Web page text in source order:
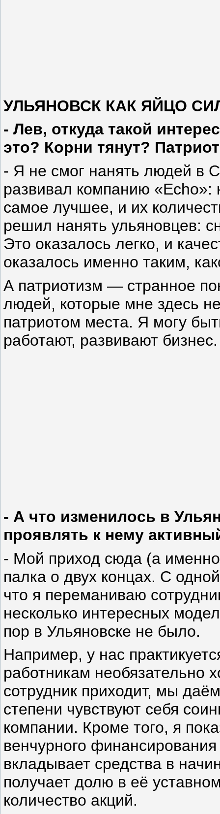
УЛЬЯНОВСК КАК ЯЙЦО
- Лев, откуда такой
это? Корни тянут?
- Я не смог нанять людей в
развивал компанию «Echo»:
самое лучшее, и их
решил нанять ульяновцев:
Это оказалось легко, и
оказалось именно таким,
А патриотизм — странное
людей, которые мне здесь
патриотом места. Я могу
работают, развивают бизнес.
- А что изменилось в
проявлять к нему
- Мой приход сюда (а
палка о двух концах. С
что я переманиваю
несколько интересных
пор в Ульяновске не было.
Например, у нас
работникам необязательно
сотрудник приходит, мы
степени чувствуют себя
компании. Кроме того, я
венчурного
вкладывает средства в
получает долю в её
количество акций.